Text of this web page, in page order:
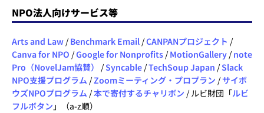
NPO法人向けサービス等
Arts and Law / Benchmark Email /CANPANプロジェクト /
Canva for NPO /Google for Nonprofits / MotionGallery / note
Pro（NovelJam協賛）
/Syncable /TechSoup Japan /Slack
NPO支援プログラム /Zoomミーティング・プロプラン /サイボ
ウズNPOプログラム /本で寄付するチャリボン / ルビ財団「ルビ
フルボタン 」（a-z順）